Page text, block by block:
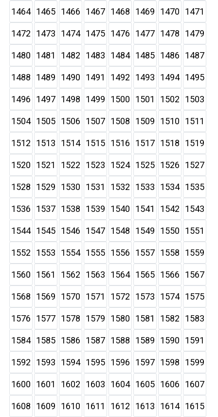
1464 1465 1466 1467 1468 1469 1470 1471
1472 1473 1474 1475 1476 1477 1478 1479
1480 1481 1482 1483 1484 1485 1486 1487
1488 1489 1490 1491 1492 1493 1494 1495
1496 1497 1498 1499 1500 1501 1502 1503
1504 1505 1506 1507 1508 1509 1510 1511
1512 1513 1514 1515 1516 1517 1518 1519
1520 1521 1522 1523 1524 1525 1526 1527
1528 1529 1530 1531 1532 1533 1534 1535
1536 1537 1538 1539 1540 1541 1542 1543
1544 1545 1546 1547 1548 1549 1550 1551
1552 1553 1554 1555 1556 1557 1558 1559
1560 1561 1562 1563 1564 1565 1566 1567
1568 1569 1570 1571 1572 1573 1574 1575
1576 1577 1578 1579 1580 1581 1582 1583
1584 1585 1586 1587 1588 1589 1590 1591
1592 1593 1594 1595 1596 1597 1598 1599
1600 1601 1602 1603 1604 1605 1606 1607
1608 1609 1610 1611 1612 1613 1614 1615